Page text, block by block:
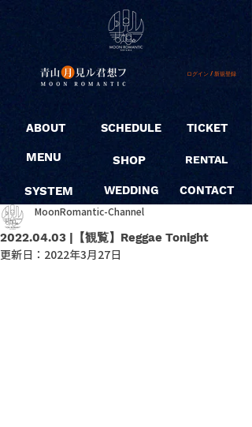
ログイン / 新規登録
ABOUT
MENU
SYSTEM
SCHEDULE
SHOP
WEDDING
TICKET
RENTAL
CONTACT
2022.04.03 |【観覧】Reggae Tonight
MoonRomantic-Channel
更新日： 2022年3月27日